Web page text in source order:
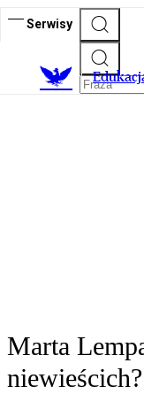
Serwisy
E
Marta